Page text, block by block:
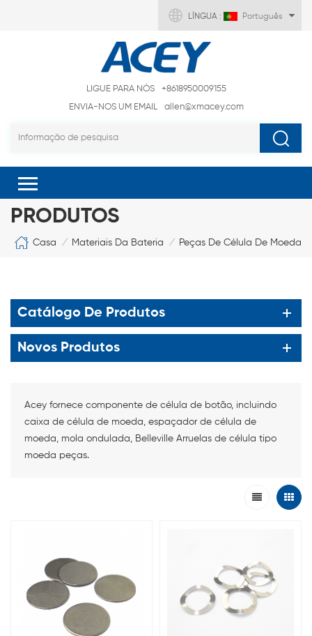
LÍNGUA : Português
LIGUE PARA NÓS
+8618950009155
ENVIA-NOS UM EMAIL
allen@xmacey.com
PRODUTOS
Casa / Materiais Da Bateria / Peças De Célula De Moeda
Catálogo De Produtos
Novos Produtos
Acey fornece componente de célula de botão, incluindo
caixa de célula de moeda, espaçador de célula de
moeda, mola ondulada, Belleville Arruelas de célula tipo
moeda peças.